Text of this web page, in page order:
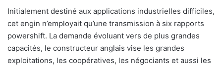
Initialement destiné aux applications industrielles difficiles,
cet engin n’employait qu’une transmission à six rapports
powershift. La demande évoluant vers de plus grandes
capacités, le constructeur anglais vise les grandes
exploitations, les coopératives, les négociants et aussi les